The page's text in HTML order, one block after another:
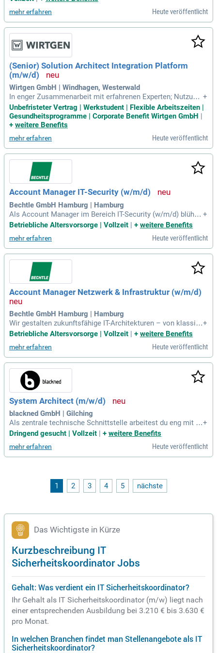
innovative IT-Strategien und Technologien implementieren.
Unsere Dienstleistungen richten sich an DAX-Unternehmen
und große öffentliche Auftraggeber. Als unabhängiger Partn
er namhafter IT-Hersteller, darunter Microsoft und Apple, de
cken wir ein breites Spektrum ab, von Cyber Security bis Kü
nstlicher Intelligenz. Zudem bieten wir agile Software-Entwi
cklung und maßgeschneiderte Arbeitsplatzlösungen für die
Smart Factory. Das Besondere an Computacenter sind die vi
elfältigen Talente unserer Mitarbeiter, die mit ihrem Potenzi
al und individuellen Lebensentwürfen zu unserem Erfolg beit
ragen.
mehr erfahren Heute veröffentlicht
(Senior) Solution Architect Integration Platform
(m/w/d)
Wirtgen GmbH | Windhagen, Westerwald
In enger Zusammenarbeit mit erfahrenen Experten; Nutzung
moderner KI-gestützter Entwicklungswerkzeuge zur Förderu
ng von Innovation, Qualität und Effizienz in der Softwareent
wicklung.
+
Unbefristeter Vertrag | Werkstudent | Flexible Arbeitszeiten |
Gesundheitsprogramme | Corporate Benefit Wirtgen GmbH
+ weitere Benefits
mehr erfahren Heute veröffentlicht
Account Manager IT-Security (w/m/d)
Bechtle GmbH Hamburg | Hamburg
Als Account Manager im Bereich IT-Security (w/m/d) blühst
du in deiner Rolle auf, indem du bestehende Kundenbeziehu
ngen betreust und weiterentwickelst. Du akquirierst aktiv N
eukunden und erweiterst das Kundenportfolio durch maßge
schneiderte Lösungen. Mit deiner Expertise erstellst und ver
handelst du Angebote, die du erfolgreich zum Abschluss bri
ngst. Dabei arbeitest du eng mit technischen Spezialisten u
nd renommierten Herstellern wie Fortinet, Microsoft oder Ci
sco zusammen. Durch Markt- und Wettbewerbsanalysen ide
ntifizierst du neue Geschäftspotenziale und nutzt sie gezielt.
Deine Fähigkeiten im IT-Security-Sektor machen dich zu ein
em unverzichtbaren Ansprechpartner für Geschäftskunden.
+
Betriebliche Altersvorsorge | Vollzeit | + weitere Benefits
mehr erfahren Heute veröffentlicht
Account Manager Netzwerk & Infrastruktur (w/m/d)
Bechtle GmbH Hamburg | Hamburg
Wir gestalten zukunftsfähige IT-Architekturen – von klassis
cher IT-Infrastruktur über Digitalisierung, Multi Cloud, Moder
n Workplace und Security bis Künstliche Intelligenz und Man
aged Services.
+
Betriebliche Altersvorsorge | Vollzeit | + weitere Benefits
mehr erfahren Heute veröffentlicht
System Architect (m/w/d)
blackned GmbH | Gilching
Als zentrale technische Schnittstelle arbeitest du eng mit S
ystem Engineers, Security Architekten und weiteren Fachex
sichere Lösungen zu realisieren.
+
Dringend gesucht | Vollzeit
+ weitere Benefits
mehr erfahren Heute veröffentlicht
1 2 3 4 5 nächste
Das Wichtigste in Kürze
Kurzbeschreibung IT
Sicherheitskoordinator Jobs
Gehalt: Was verdient ein IT Sicherheitskoordinator?
Ihr Gehalt als IT Sicherheitskoordinator (m/w) liegt nach
einer entsprechenden Ausbildung bei 3.210 € bis 3.630 €
pro Monat.
In welchen Branchen findet man Stellenangebote als IT
Sicherheitskoordinator?